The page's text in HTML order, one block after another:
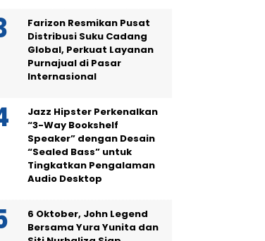
Farizon Resmikan Pusat
Distribusi Suku Cadang
Global, Perkuat Layanan
Purnajual di Pasar
Internasional
Jazz Hipster Perkenalkan
“3-Way Bookshelf
Speaker” dengan Desain
“Sealed Bass” untuk
Tingkatkan Pengalaman
Audio Desktop
6 Oktober, John Legend
Bersama Yura Yunita dan